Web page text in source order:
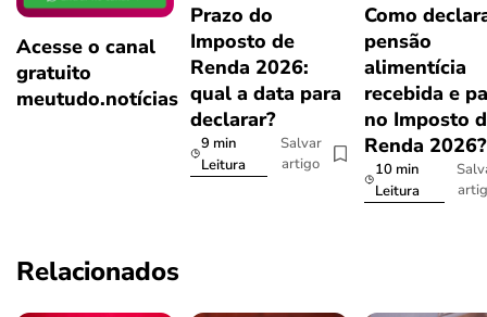
Acesse o canal
gratuito
meutudo.notícias
Prazo do
Imposto de
Renda 2026:
qual a data para
declarar?
9 min
Leitura
Salvar
artigo
Como
pensão
alimentícia
recebida e
no Imposto
Renda
10 min
Leitura
Relacionados